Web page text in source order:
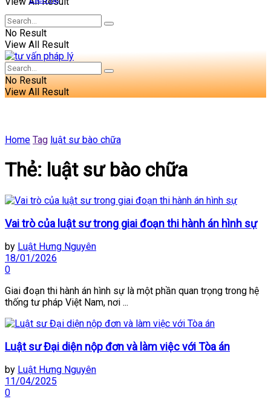
No Result
View All Result
No Result
View All Result
Home Tag luật sư bào chữa
Thẻ: luật sư bào chữa
Vai trò của luật sư trong giai đoạn thi hành án hình sự
by Luật Hưng Nguyên
18/01/2026
0
Giai đoạn thi hành án hình sự là một phần quan trọng trong hệ
thống tư pháp Việt Nam, nơi ...
Luật sư Đại diện nộp đơn và làm việc với Tòa án
by Luật Hưng Nguyên
11/04/2025
0